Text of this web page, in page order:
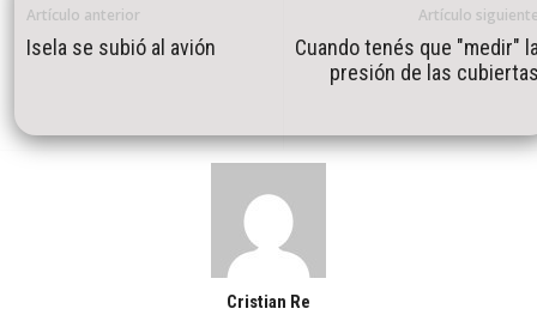
Artículo anterior
Isela se subió al avión
Artículo
Cuando tenés que "medir"
presión de las
Cristian Re